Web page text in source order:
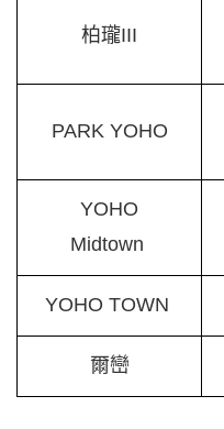
柏瓏III
PARK YOHO
YOHO
Midtown
YOHO TOWN
爾巒